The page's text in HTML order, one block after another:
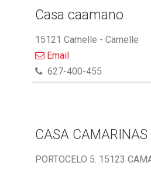
Casa caamano
15121 Camelle - Camelle
Email
627-400-455
CASA CAMARINAS
PORTOCELO 5. 15123